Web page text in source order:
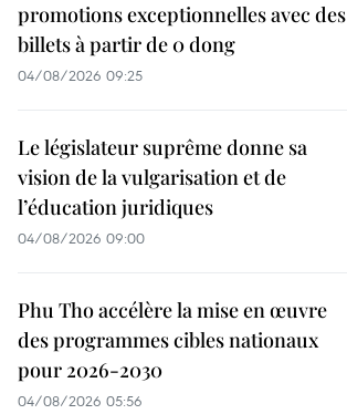
promotions exceptionnelles avec des
billets à partir de 0 dong
04/08/2026 09:25
Le législateur suprême donne sa
vision de la vulgarisation et de
l’éducation juridiques
04/08/2026 09:00
Phu Tho accélère la mise en œuvre
des programmes cibles nationaux
pour 2026-2030
04/08/2026 05:56